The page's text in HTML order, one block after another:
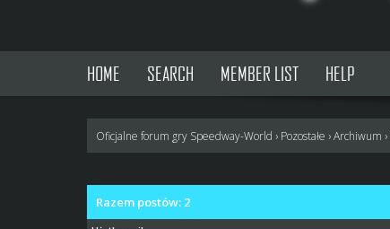
HOME SEARCH MEMBER LIST HELP
Oficjalne forum gry Speedway-World › Pozostałe ›Archiwum ›
Razem postów: 2